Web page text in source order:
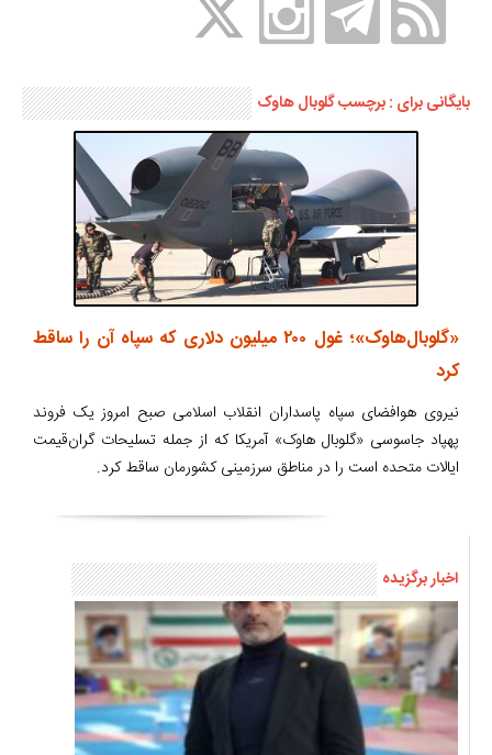
بایگانی برای : برچسب گلوبال هاوک
«گلوبال‌هاوک»؛ غول ۲۰۰ میلیون دلاری که سپاه آن را ساقط
کرد
نیروی هوافضای سپاه پاسداران انقلاب اسلامی صبح امروز یک فروند
پهپاد جاسوسی «گلوبال هاوک» آمریکا که از جمله تسلیحات گران‌قیمت
ایالات متحده است را در مناطق سرزمینی کشورمان ساقط کرد.
اخبار برگزیده